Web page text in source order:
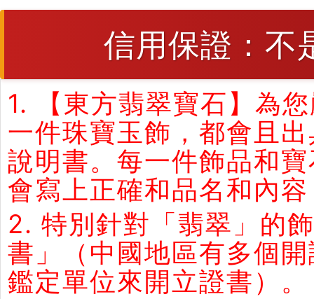
信用保證：不
1. 【東方翡翠寶石】為
一件珠寶玉飾，都會且
說明書。每一件飾品和
會寫上正確和品名和內
2. 特別針對「翡翠」的
書」（中國地區有多個
鑑定單位來開立證書）。